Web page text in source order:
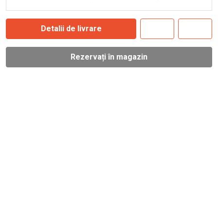
Detalii de livrare
Rezervați în magazin